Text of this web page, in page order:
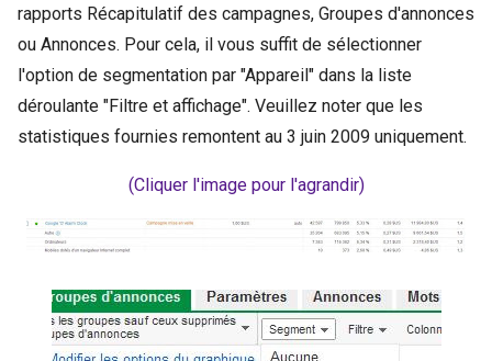
rapports Récapitulatif des campagnes, Groupes d'annonces
ou Annonces. Pour cela, il vous suffit de sélectionner
l'option de segmentation par "Appareil" dans la liste
déroulante "Filtre et affichage". Veuillez noter que les
statistiques fournies remontent au 3 juin 2009 uniquement.
(Cliquer l'image pour l'agrandir)